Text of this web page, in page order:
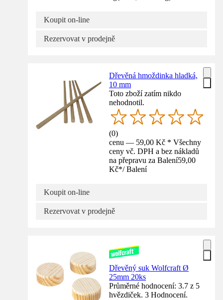
Koupit on-line
Rezervovat v prodejně
Dřevěná hmoždinka hladká,
10 mm
Toto zboží zatím nikdo
nehodnotil.
(0)
cenu — 59,00 Kč * Všechny
ceny vč. DPH a bez nákladů
na přepravu za Balení59,00
Kč*/ Balení
Koupit on-line
Rezervovat v prodejně
Dřevěný suk Wolfcraft Ø
25mm 20ks
Průměrné hodnocení: 3.7 z 5
hvězdiček. 3 Hodnocení.